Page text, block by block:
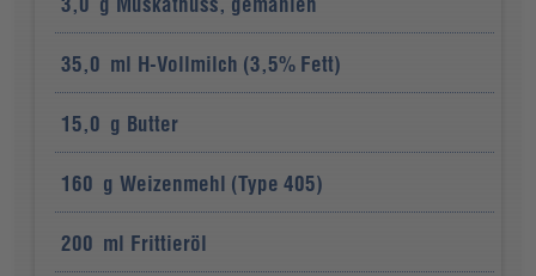
35,0 ml H-Vollmilch (3,5% Fett)
15,0 g Butter
160 g Weizenmehl (Type 405)
200 ml Frittieröl